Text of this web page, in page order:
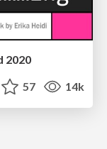
2020
57 14k